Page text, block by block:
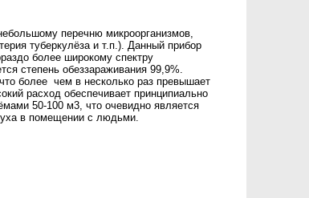
перечню микроорганизмов,
туберкулёза и т.п.). Данный прибор
более широкому спектру
степень обеззараживания 99,9%.
более чем в несколько раз превышает
расход обеспечивает принципиально
50-100 м3, что очевидно является
в помещении с людьми.